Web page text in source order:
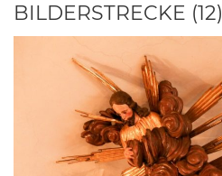
BILDERSTRECKE (12)